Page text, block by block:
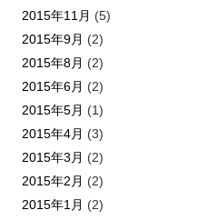
2015年11月 (5)
2015年9月 (2)
2015年8月 (2)
2015年6月 (2)
2015年5月 (1)
2015年4月 (3)
2015年3月 (2)
2015年2月 (2)
2015年1月 (2)